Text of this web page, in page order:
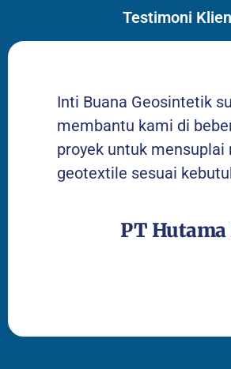
Testimoni Klien
Inti Buana Geosintetik
membantu kami di
proyek untuk mensuplai
geotextile sesuai
PT